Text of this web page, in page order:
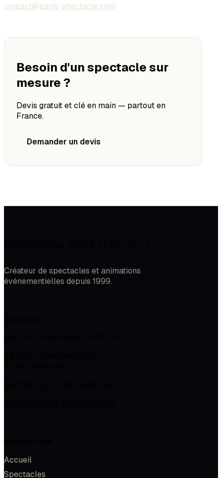
contact@paris-spectacle.com
Besoin d'un spectacle sur
mesure ?
Devis gratuit et clé en main — partout en
France.
Demander un devis
Créateur de spectacles et animations
événementielles depuis 1999.
Accueil
Spectacles